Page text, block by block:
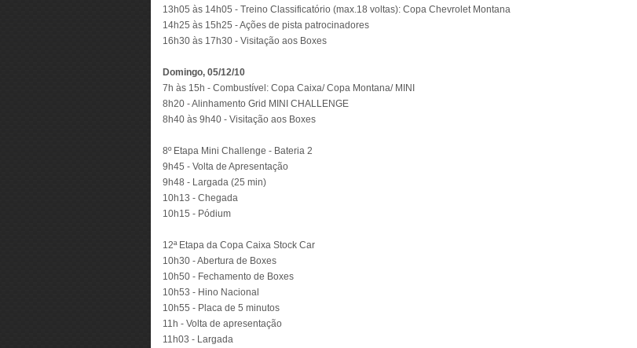
13h05 às 14h05 - Treino Classificatório (max.18 voltas): Copa Chevrolet Montana
14h25 às 15h25 - Ações de pista patrocinadores
16h30 às 17h30 - Visitação aos Boxes
Domingo, 05/12/10
7h às 15h - Combustível: Copa Caixa/ Copa Montana/ MINI
8h20 - Alinhamento Grid MINI CHALLENGE
8h40 às 9h40 - Visitação aos Boxes
8º Etapa Mini Challenge - Bateria 2
9h45 - Volta de Apresentação
9h48 - Largada (25 min)
10h13 - Chegada
10h15 - Pódium
12ª Etapa da Copa Caixa Stock Car
10h30 - Abertura de Boxes
10h50 - Fechamento de Boxes
10h53 - Hino Nacional
10h55 - Placa de 5 minutos
11h - Volta de apresentação
11h03 - Largada